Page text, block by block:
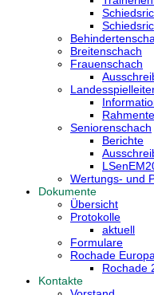
Breitenschach
Frauenschach
Seniorenschach
Berichte
Wertungs- und
Dokumente
Übersicht
Protokolle
aktuell
Formulare
Rochade
Rochade
Kontakte